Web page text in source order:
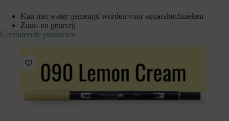
Kan met water gemengd worden voor aquareltechnieken
Zuur- en geurvrij
Gerelateerde producten